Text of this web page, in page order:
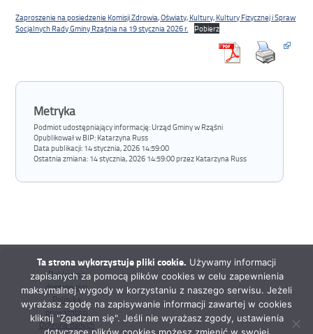
Zaproszenie na posiedzenie Komisji Zdrowia, Oświaty, Kultury, Kultury Fizycznej i Spraw
Socjalnych Rady Gminy Rząśnia na 19 stycznia 2026 r.
Pobierz
Metryka
Podmiot udostępniający informację: Urząd Gminy w Rząśni
Opublikował w BIP: Katarzyna Russ
Data publikacji: 14 stycznia, 2026 14:59:00
Ostatnia zmiana: 14 stycznia, 2026 14:59:00 przez Katarzyna Russ
Deklaracja
dostępności
Polityka
prywatności
Ochrona danych
Ta strona wykorzystuje pliki cookie. Używamy informacji
zapisanych za pomocą plików cookies w celu zapewnienia
maksymalnej wygody w korzystaniu z naszego serwisu. Jeżeli
wyrażasz zgodę na zapisywanie informacji zawartej w cookies
kliknij "Zgadzam się". Jeśli nie wyrażasz zgody, ustawienia